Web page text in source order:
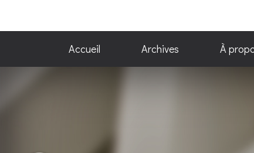
Accueil Archives À